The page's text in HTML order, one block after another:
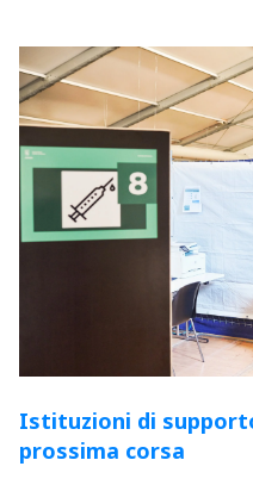
Istituzioni di
prossima corsa